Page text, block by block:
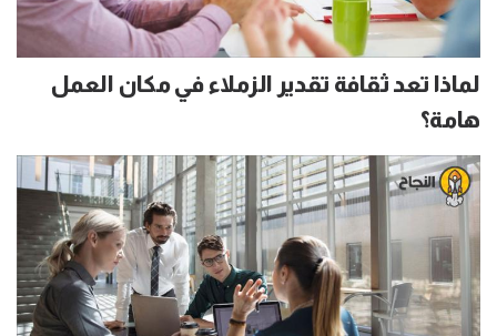
لماذا تعد ثقافة تقدير الزملاء في مكان العمل
هامة؟